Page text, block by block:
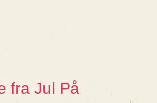
fra Jul På